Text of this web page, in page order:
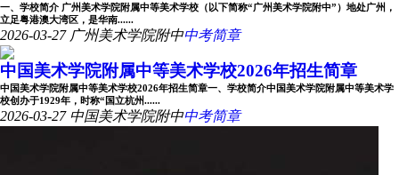
一、学校简介 广州美术学院附属中等美术学校（以下简称“广州美术学院附中”）地处广州，
立足粤港澳大湾区，是华南......
2026-03-27 广州美术学院附中中考简章
中国美术学院附属中等美术学校2026年招生简章
中国美术学院附属中等美术学校2026年招生简章一、学校简介中国美术学院附属中等美术学
校创办于1929年，时称“国立杭州......
2026-03-27 中国美术学院附中中考简章